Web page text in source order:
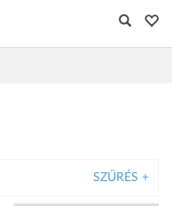
SZŰRÉS +